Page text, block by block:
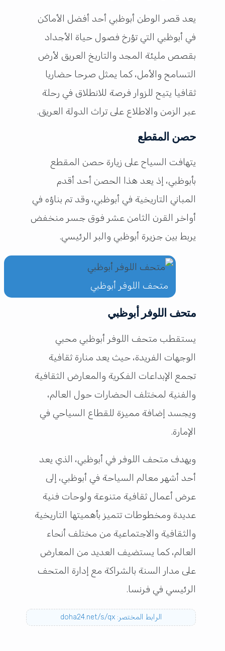
يعد قصر الوطن أبوظبي أحد أفضل الأماكن
في أبوظبي التي تؤرخ فصول حياة الأجداد
بقصص مليئة المجد والتاريخ العريق لأرض
التسامح والأمل، كما يمثل صرحا حضاريا
ثقافيا يتيح للزوار فرصة للانطلاق في رحلة
عبر الزمن والاطلاع على تراث الدولة العريق.
حصن المقطع
يتهافت السياح على زيارة حصن المقطع
بأبوظبي، إذ يعد هذا الحصن أحد أقدم
المباني التاريخية في أبوظبي، وقد تم بناؤه في
أواخر القرن الثامن عشر فوق جسر منخفض
يربط بين جزيرة أبوظبي والبر الرئيسي.
متحف اللوفر أبوظبي
متحف اللوفر أبوظبي
يستقطب متحف اللوفر أبوظبي محبي
الوجهات الفريدة، حيث يعد منارة ثقافية
تجمع الإبداعات الفكرية والمعارض الثقافية
والفنية لمختلف الحضارات حول العالم،
ويجسد إضافة مميزة للقطاع السياحي في
الإمارة.
ويهدف متحف اللوفر في أبوظبي، الذي يعد
أحد أشهر معالم السياحة في أبوظبي، إلى
عرض أعمال ثقافية متنوعة ولوحات فنية
عديدة ومخطوطات تتميز بأهميتها التاريخية
والثقافية والاجتماعية من مختلف أنحاء
العالم، كما يستضيف العديد من المعارض
على مدار السنة بالشراكة مع إدارة المتحف
الرئيسي في فرنسا.
الرابط المختصر: doha24.net/s/qx